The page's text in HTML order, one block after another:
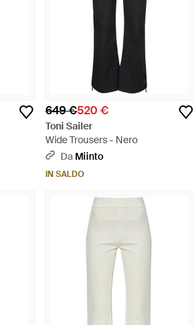
649 €520 €
Toni Sailer
Wide Trousers - Nero
Da Miinto
IN SALDO